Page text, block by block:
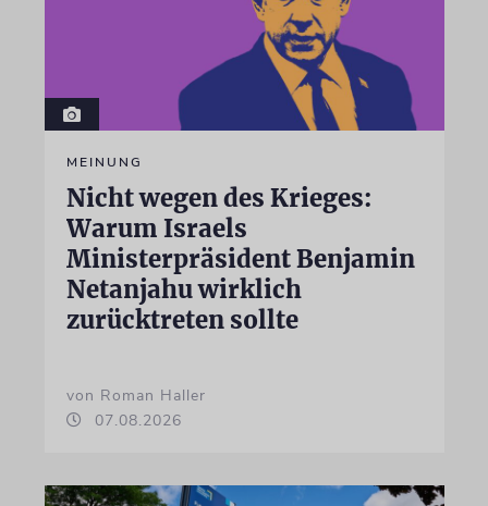
MEINUNG
Nicht wegen des Krieges:
Warum Israels
Ministerpräsident Benjamin
Netanjahu wirklich
zurücktreten sollte
von Roman Haller
07.08.2026